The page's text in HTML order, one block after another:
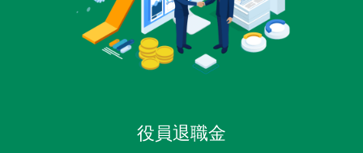
役員退職金
研修プログラム
オンライン講座